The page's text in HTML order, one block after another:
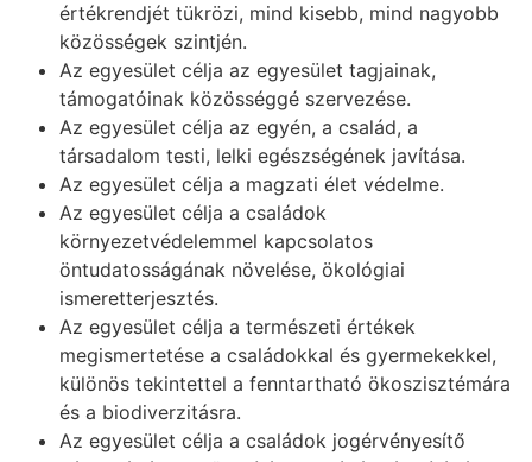
értékrendjét tükrözi, mind kisebb, mind nagyobb
közösségek szintjén.
Az egyesület célja az egyesület tagjainak,
támogatóinak közösséggé szervezése.
Az egyesület célja az egyén, a család, a
társadalom testi, lelki egészségének javítása.
Az egyesület célja a magzati élet védelme.
Az egyesület célja a családok
környezetvédelemmel kapcsolatos
öntudatosságának növelése, ökológiai
ismeretterjesztés.
Az egyesület célja a természeti értékek
megismertetése a családokkal és gyermekekkel,
különös tekintettel a fenntartható ökoszisztémára
és a biodiverzitásra.
Az egyesület célja a családok jogérvényesítő